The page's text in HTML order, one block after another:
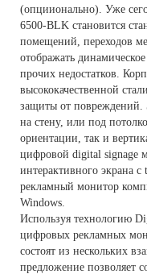
(опциионально). Уже
6500-BLK становится
помещений, переходов
отображать
прочих недостатков.
высококачественной
защиты от повреждений.
на стену, или под
ориентации, так и
цифровой digital signage
интерактивного экрана с
рекламный монитор
Windows.
Используя технологию
цифровых рекламных
состоят из нескольких
предложение позволяет